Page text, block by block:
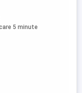
5 minute